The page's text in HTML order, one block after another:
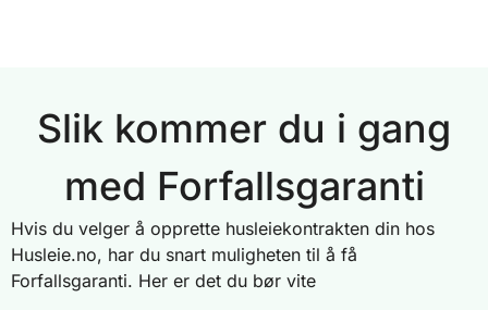
Slik kommer du i gang
med Forfallsgaranti
Hvis du velger å opprette husleiekontrakten din hos
Husleie.no, har du snart muligheten til å få
Forfallsgaranti. Her er det du bør vite